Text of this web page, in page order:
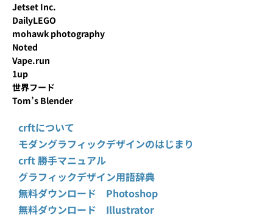
Jetset Inc.
DailyLEGO
mohawk photography
Noted
Vape.run
1up
世界フード
Tom’s Blender
crftについて
モダングラフィックデザインのはじまり
crft 勝手マニュアル
グラフィックデザイン用語辞典
無料ダウンロード Photoshop
無料ダウンロード Illustrator